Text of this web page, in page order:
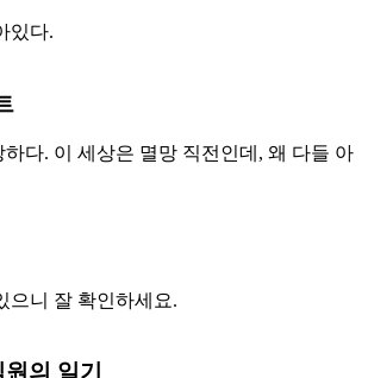
있다.
다. 이 세상은 멸망 직전인데, 왜 다들 아
으니 잘 확인하세요.
의 일기